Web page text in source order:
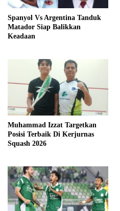
Spanyol Vs Argentina Tanduk
Matador Siap Balikkan
Keadaan
Muhammad Izzat Targetkan
Posisi Terbaik Di Kerjurnas
Squash 2026